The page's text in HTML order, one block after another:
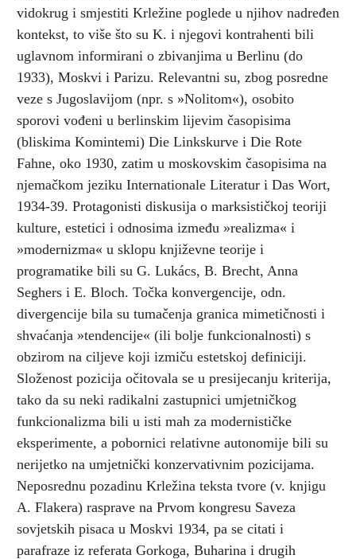
vidokrug i smjestiti Krležine poglede u njihov nadređen
kontekst, to više što su K. i njegovi kontrahenti bili
uglavnom informirani o zbivanjima u Berlinu (do
1933), Moskvi i Parizu. Relevantni su, zbog posredne
veze s Jugoslavijom (npr. s »Nolitom«), osobito
sporovi vođeni u berlinskim lijevim časopisima
(bliskima Komintemi) Die Linkskurve i Die Rote
Fahne, oko 1930, zatim u moskovskim časopisima na
njemačkom jeziku Internationale Literatur i Das Wort,
1934-39. Protagonisti diskusija o marksističkoj teoriji
kulture, estetici i odnosima između »realizma« i
»modernizma« u sklopu književne teorije i
programatike bili su G. Lukács, B. Brecht, Anna
Seghers i E. Bloch. Točka konvergencije, odn.
divergencije bila su tumačenja granica mimetičnosti i
shvaćanja »tendencije« (ili bolje funkcionalnosti) s
obzirom na ciljeve koji izmiču estetskoj definiciji.
Složenost pozicija očitovala se u presijecanju kriterija,
tako da su neki radikalni zastupnici umjetničkog
funkcionalizma bili u isti mah za modernističke
eksperimente, a pobornici relativne autonomije bili su
nerijetko na umjetnički konzervativnim pozicijama.
Neposrednu pozadinu Krležina teksta tvore (v. knjigu
A. Flakera) rasprave na Prvom kongresu Saveza
sovjetskih pisaca u Moskvi 1934, pa se citati i
parafraze iz referata Gorkoga, Buharina i drugih